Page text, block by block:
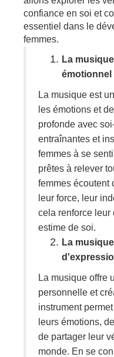
confiance en soi et
essentiel dans le
femmes.
La
émotionnel
La musique est
les émotions et
profonde avec
entraînantes et
femmes à se
prêtes à relever
femmes écoutent
leur force, leur
cela renforce leur
estime de soi.
La
La musique offre
personnelle et
instrument
leurs émotions,
de partager leur
monde. En se